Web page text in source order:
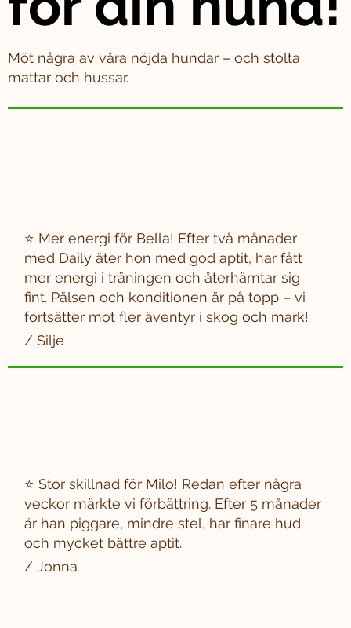
Möt några av våra nöjda hundar – och stolta
mattar och hussar.
⭐ Mer energi för Bella! Efter två månader
med Daily äter hon med god aptit, har fått
mer energi i träningen och återhämtar sig
fint. Pälsen och konditionen är på topp – vi
fortsätter mot fler äventyr i skog och mark!
/ Silje
⭐ Stor skillnad för Milo! Redan efter några
veckor märkte vi förbättring. Efter 5 månader
är han piggare, mindre stel, har finare hud
och mycket bättre aptit.
/ Jonna